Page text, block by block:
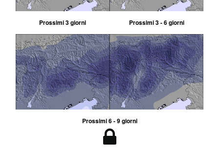
Prossimi 3 giorni Prossimi 3 - 6 giorni
Prossimi 6 - 9 giorni